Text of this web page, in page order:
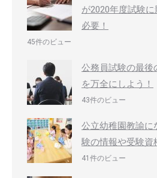
が2020年度試験
必要！
45件のビュー
公務員試験の最後
を万全にしよう！
43件のビュー
公立幼稚園教諭に
験の情報や受験資
41件のビュー